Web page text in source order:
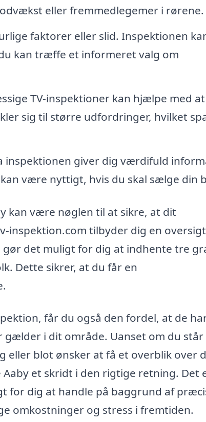
eller fremmedlegemer i rørene.
faktorer eller slid. Inspektionen
kan træffe et informeret valg om
TV-inspektioner kan hjælpe med at
sig til større udfordringer, hvilket
inspektionen giver dig værdifuld
være nyttigt, hvis du skal sælge din
kan være nøglen til at sikre, at dit
inspektion.com tilbyder dig en
det muligt for dig at indhente tre
Dette sikrer, at du får en
får du også den fordel, at de
i dit område. Uanset om du
blot ønsker at få et overblik over
et skridt i den rigtige retning. Det
for dig at handle på baggrund af
omkostninger og stress i fremtiden.